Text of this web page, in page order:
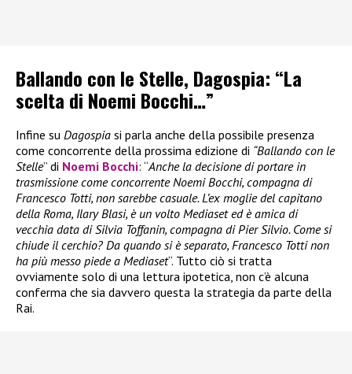
Ballando con le Stelle, Dagospia: “La
scelta di Noemi Bocchi…”
Infine su Dagospia si parla anche della possibile presenza
come concorrente della prossima edizione di “Ballando con le
Stelle” di Noemi Bocchi: “Anche la decisione di portare in
trasmissione come concorrente Noemi Bocchi, compagna di
Francesco Totti, non sarebbe casuale. L’ex moglie del capitano
della Roma, Ilary Blasi, è un volto Mediaset ed è amica di
vecchia data di Silvia Toffanin, compagna di Pier Silvio. Come si
chiude il cerchio? Da quando si è separato, Francesco Totti non
ha più messo piede a Mediaset“. Tutto ciò si tratta
ovviamente solo di una lettura ipotetica, non c’è alcuna
conferma che sia davvero questa la strategia da parte della
Rai.